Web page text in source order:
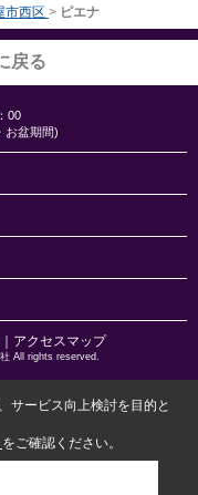
市西区 > ピエナ
戻る
00
お盆期間)
｜アクセスマップ
All rights reserved.
サービス向上検討を目的と
をご確認ください。